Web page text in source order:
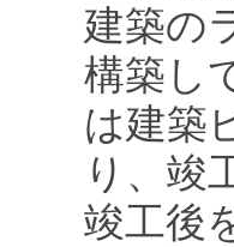
建築の
構築し
は建築
り、竣
竣工後